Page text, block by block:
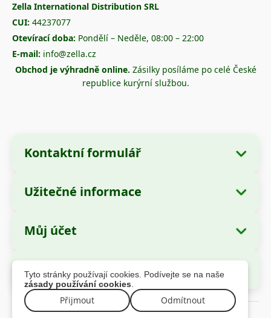
Tyto stránky používají cookies. Podívejte se na naše
zásady používání cookies
Přijmout Odmítnout
Zella International Distribution SRL
CUI: 44237077
Otevírací doba: Pondělí – Neděle, 08:00 – 22:00
E-mail: info@zella.cz
Obchod je výhradně online. Zásilky posíláme po celé České
republice kurýrní službou.
Kontaktní formulář
Název společnosti:
Distribution SRL
Sídlo:Strada Cuza Vodă nr. 97, Sector 4,
București, 040283, România
IČ (CUI):44237077
Užitečné informace
Jak objednávat?
Způsoby platby
Informace o dopravě
Reklamační řád
Můj účet
Moje objednávky
Osobní údaje
Adresy
Bezpečné platby
© 2026 zella.cz – Všechna práva vyhrazena